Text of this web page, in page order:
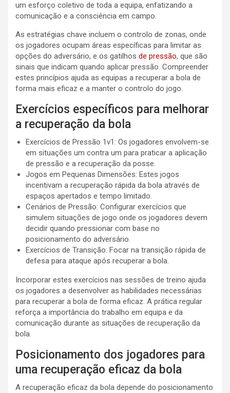
um esforço coletivo de toda a equipa, enfatizando a
comunicação e a consciência em campo.
As estratégias chave incluem o controlo de zonas, onde
os jogadores ocupam áreas específicas para limitar as
opções do adversário, e os gatilhos de pressão, que são
sinais que indicam quando aplicar pressão. Compreender
estes princípios ajuda as equipas a recuperar a bola de
forma mais eficaz e a manter o controlo do jogo.
Exercícios específicos para melhorar
a recuperação da bola
Exercícios de Pressão 1v1: Os jogadores envolvem-se
em situações um contra um para praticar a aplicação
de pressão e a recuperação da posse.
Jogos em Pequenas Dimensões: Estes jogos
incentivam a recuperação rápida da bola através de
espaços apertados e tempo limitado.
Cenários de Pressão: Configurar exercícios que
simulem situações de jogo onde os jogadores devem
decidir quando pressionar com base no
posicionamento do adversário.
Exercícios de Transição: Focar na transição rápida de
defesa para ataque após recuperar a bola.
Incorporar estes exercícios nas sessões de treino ajuda
os jogadores a desenvolver as habilidades necessárias
para recuperar a bola de forma eficaz. A prática regular
reforça a importância do trabalho em equipa e da
comunicação durante as situações de recuperação da
bola.
Posicionamento dos jogadores para
uma recuperação eficaz da bola
A recuperação eficaz da bola depende do posicionamento